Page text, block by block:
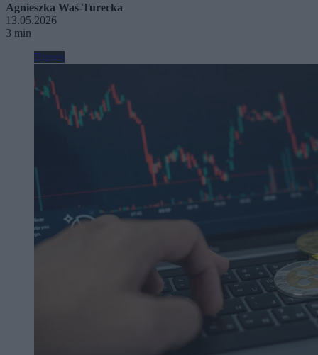
Agnieszka Waś-Turecka
13.05.2026
3 min
Biznes